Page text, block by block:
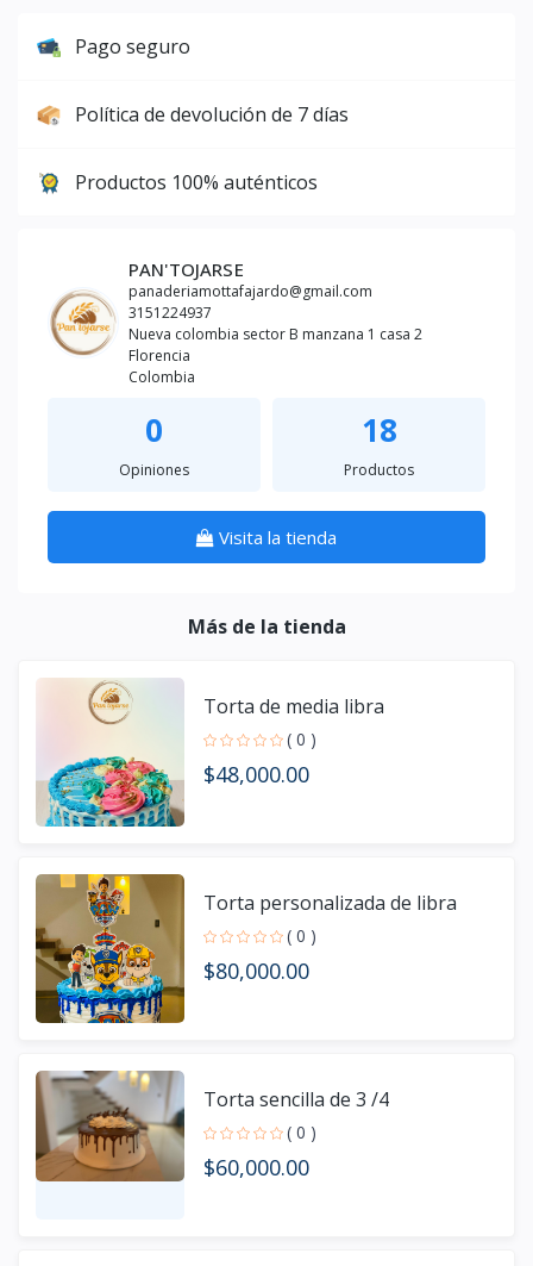
Pago seguro
Política de devolución de 7 días
Productos 100% auténticos
PAN'TOJARSE
panaderiamottafajardo@gmail.com
3151224937
Nueva colombia sector B manzana 1 casa 2
Florencia
Colombia
0
Opiniones
18
Productos
Visita la tienda
Más de la tienda
Torta de media libra
( 0 )
$48,000.00
Torta personalizada de libra
( 0 )
$80,000.00
Torta sencilla de 3 /4
( 0 )
$60,000.00